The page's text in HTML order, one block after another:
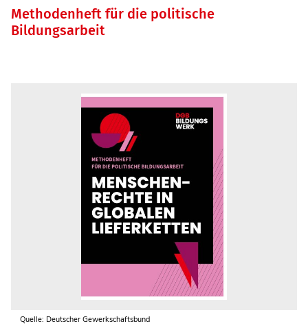
Methodenheft für die politische
Bildungsarbeit
Quelle: Deutscher Gewerkschaftsbund